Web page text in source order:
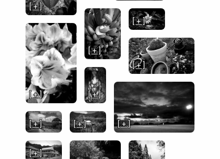
[ + ]
[ + ]
[ + ]
[ + ]
[ + ]
[ + ]
[ + ]
[ + ] [ + ]
[ + ]